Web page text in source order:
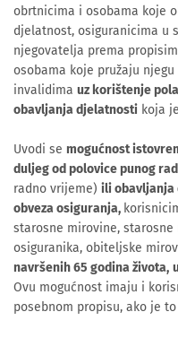
obrtnicima i osobama koje
djelatnost, osiguranicima u
njegovatelja prema
osobama koje pružaju
invalidima uz korištenje
obavljanja djelatnosti koja
Uvodi se mogućnost
duljeg od polovice punog
radno vrijeme) ili
obveza osiguranja,
starosne mirovine,
osiguranika, obiteljske
navršenih 65 godina života,
Ovu mogućnost imaju i
posebnom propisu, ako je